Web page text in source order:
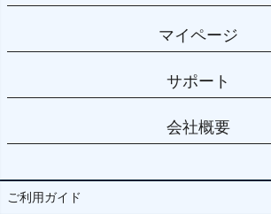
マイページ
サポート
会社概要
ご利用ガイド